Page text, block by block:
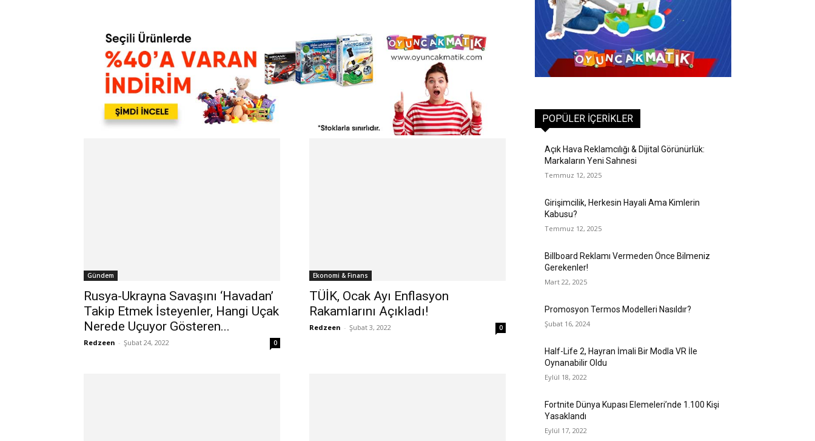
Gündem
Rusya-Ukrayna Savaşını ‘Havadan’
Takip Etmek İsteyenler, Hangi Uçak
Nerede Uçuyor Gösteren...
Redzeen - Şubat 24, 2022 0
Ekonomi & Finans
TÜİK, Ocak Ayı Enflasyon
Rakamlarını Açıkladı!
Redzeen - Şubat 3, 2022 0
POPÜLER İÇERIKLER
Açık Hava Reklamcılığı & Dijital Görünürlük:
Markaların Yeni Sahnesi
Temmuz 12, 2025
Girişimcilik, Herkesin Hayali Ama Kimlerin
Kabusu?
Temmuz 12, 2025
Billboard Reklamı Vermeden Önce Bilmeniz
Gerekenler!
Mart 22, 2025
Promosyon Termos Modelleri Nasıldır?
Şubat 16, 2024
Half-Life 2, Hayran İmali Bir Modla VR İle
Oynanabilir Oldu
Eylül 18, 2022
Fortnite Dünya Kupası Elemeleri’nde 1.100 Kişi
Yasaklandı
Eylül 17, 2022